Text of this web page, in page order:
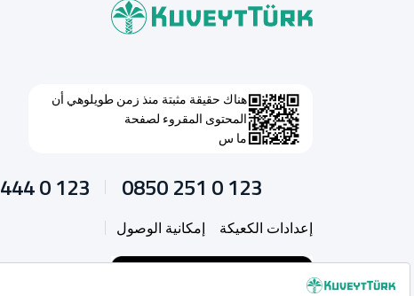
هناك حقيقة مثبتة منذ زمن طويلوهي أن
المحتوى المقروء لصفحة
ما س
444 0 123 0850 251 0 123
إعدادات الكعيكة إمكانية الوصول